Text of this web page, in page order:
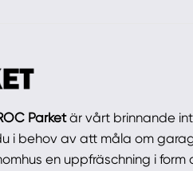
Parketär vårt brinnande
i behov av att måla om
en uppfräschning i form